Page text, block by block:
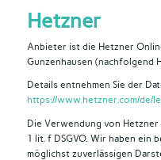
Hetzner
Anbieter ist die Hetzner
Gunzenhausen (nachfolgend
Details entnehmen Sie der
https://www.hetzner.com/de/
Die Verwendung von
1 lit. f DSGVO. Wir haben ein
möglichst zuverlässigen